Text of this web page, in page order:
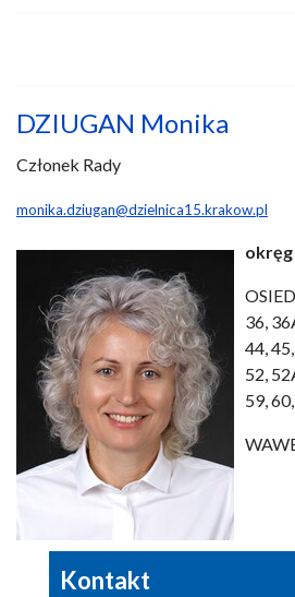
DZIUGAN Monika
Członek Rady
monika.dziugan@dzielnica15.krakow.pl
36,
44,
52,
59,
Kontakt